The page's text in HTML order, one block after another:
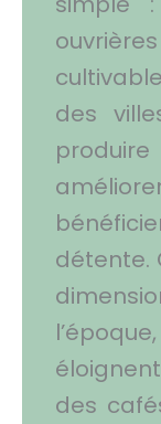
des
détente.
des